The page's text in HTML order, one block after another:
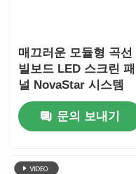
매끄러운 모듈형 곡선
빌보드 LED 스크린 패
널 NovaStar 시스템
6000nits
문의 보내기